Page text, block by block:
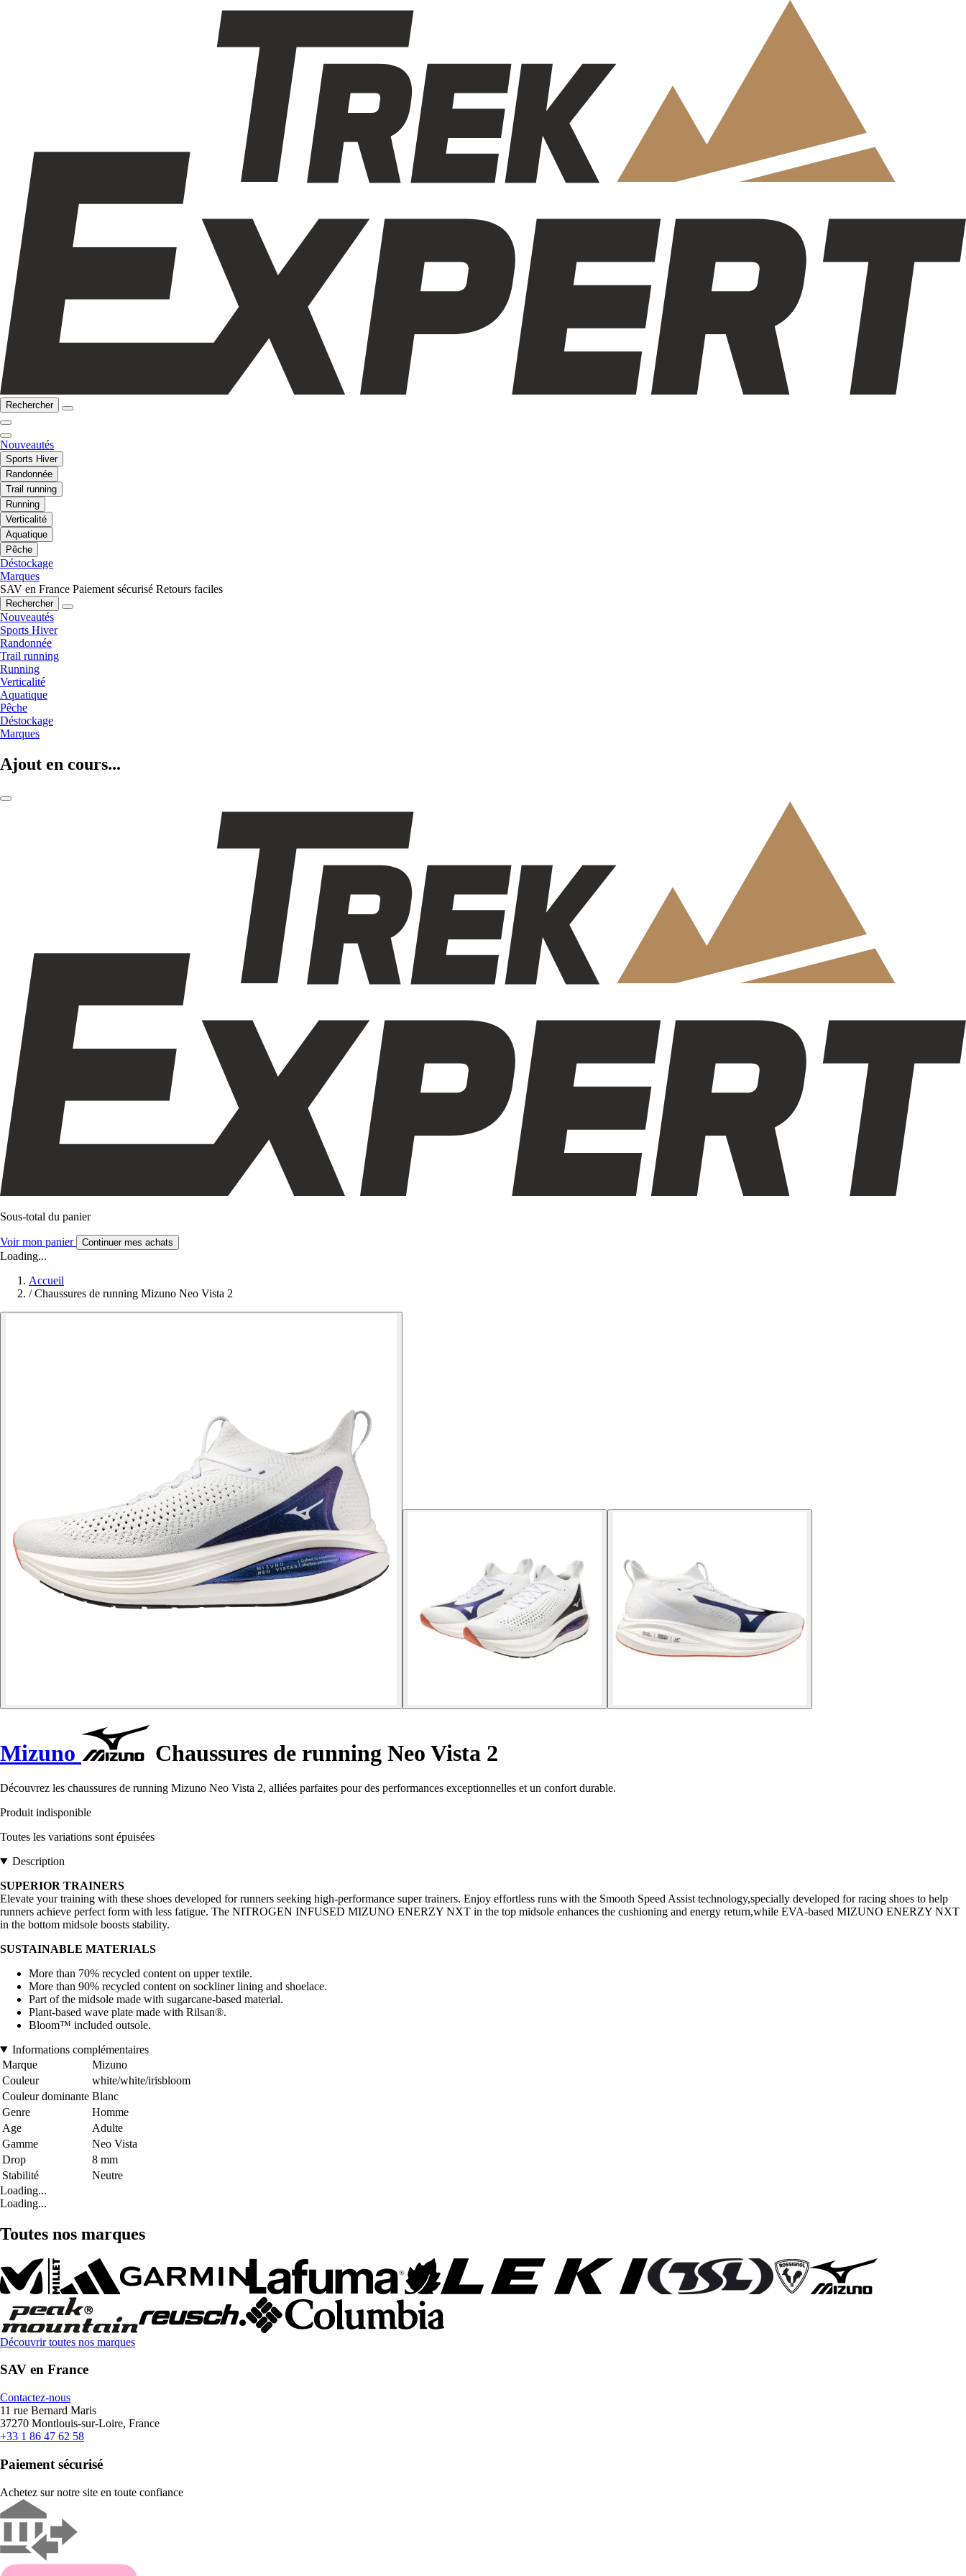
Rechercher
Nouveautés
Sports Hiver
Randonnée
Trail running
Running
Verticalité
Aquatique
Pêche
Déstockage
Marques
SAV en France Paiement sécurisé Retours faciles
Rechercher
Nouveautés
Sports Hiver
Randonnée
Trail running
Running
Verticalité
Aquatique
Pêche
Déstockage
Marques
Ajout en cours...
Sous-total du panier
Voir mon panier Continuer mes achats
Loading...
Accueil
/ Chaussures de running Mizuno Neo Vista 2
Mizuno Chaussures de running Neo Vista 2
Découvrez les chaussures de running Mizuno Neo Vista 2, alliées parfaites pour des performances exceptionnelles et un confort durable.
Produit indisponible
Toutes les variations sont épuisées
Description
SUPERIOR TRAINERS
Elevate your training with these shoes developed for runners seeking high-performance super trainers. Enjoy effortless runs with the Smooth Speed Assist technology,specially developed for racing shoes to help
runners achieve perfect form with less fatigue. The NITROGEN INFUSED MIZUNO ENERZY NXT in the top midsole enhances the cushioning and energy return,while EVA-based MIZUNO ENERZY NXT
in the bottom midsole boosts stability.
SUSTAINABLE MATERIALS
More than 70% recycled content on upper textile.
More than 90% recycled content on sockliner lining and shoelace.
Part of the midsole made with sugarcane-based material.
Plant-based wave plate made with Rilsan®.
Bloom™ included outsole.
Informations complémentaires
Marque
Mizuno
Couleur
white/white/irisbloom
Couleur dominante Blanc
Genre
Homme
Age
Adulte
Gamme
Neo Vista
Drop
8 mm
Stabilité
Neutre
Loading...
Loading...
Toutes nos marques
Découvrir toutes nos marques
SAV en France
Contactez-nous
11 rue Bernard Maris
37270 Montlouis-sur-Loire, France
+33 1 86 47 62 58
Paiement sécurisé
Achetez sur notre site en toute confiance